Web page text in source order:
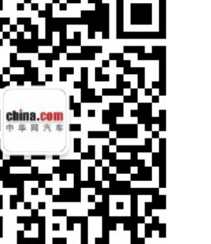
配高清全彩双10.25吋仪表
时刻在线”的需求，2021款
代的别克eConnect 3.0智
配高清全彩双10.25吋仪
包括用户手机端在内的多